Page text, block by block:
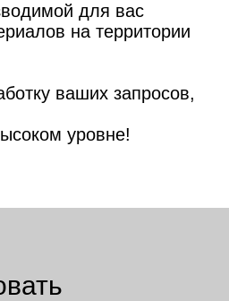
для вас
на территории
ваших запросов,
уровне!